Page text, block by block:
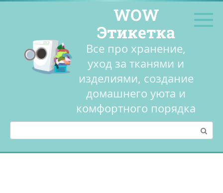
Перейти
WOW
Этикетка
Все про хранение,
уход за тканями и
изделиями, создание
домашнего уюта и
комфортного порядка
Поиск: